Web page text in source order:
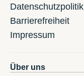
Datenschutzpolitik
Barrierefreiheit
Impressum
Über uns